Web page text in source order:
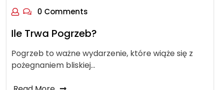
0 Comments
Ile Trwa Pogrzeb?
Pogrzeb to ważne wydarzenie, które wiąże się z
pożegnaniem bliskiej…